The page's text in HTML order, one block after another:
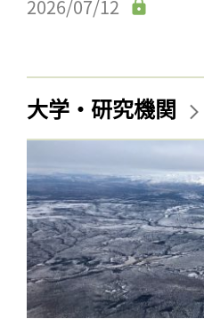
2026/07/12
大学・研究機関